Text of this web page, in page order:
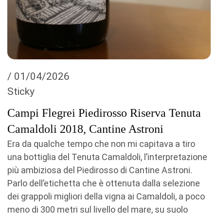
/ 01/04/2026
Sticky
Campi Flegrei Piedirosso Riserva Tenuta
Camaldoli 2018, Cantine Astroni
Era da qualche tempo che non mi capitava a tiro
una bottiglia del Tenuta Camaldoli, l’interpretazione
più ambiziosa del Piedirosso di Cantine Astroni.
Parlo dell’etichetta che è ottenuta dalla selezione
dei grappoli migliori della vigna ai Camaldoli, a poco
meno di 300 metri sul livello del mare, su suolo